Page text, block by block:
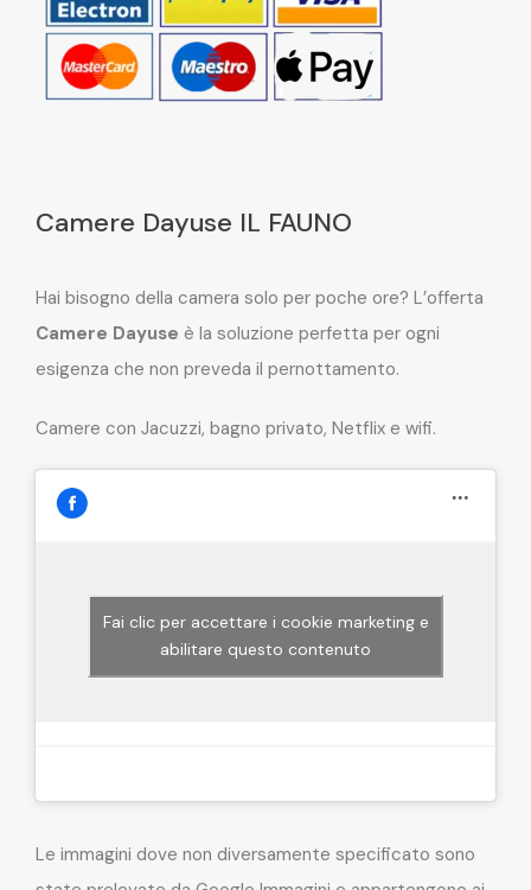
Camere Dayuse IL FAUNO
Hai bisogno della camera solo per poche ore? L’offerta
Camere Dayuse è la soluzione perfetta per ogni
esigenza che non preveda il pernottamento.
Camere con Jacuzzi, bagno privato, Netflix e wifi.
Fai clic per accettare i cookie marketing e
abilitare questo contenuto
Le immagini dove non diversamente specificato sono